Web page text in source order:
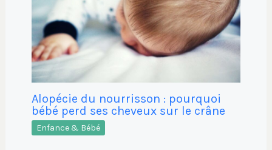
Alopécie du nourrisson : pourquoi
bébé perd ses cheveux sur le crâne
Enfance & Bébé